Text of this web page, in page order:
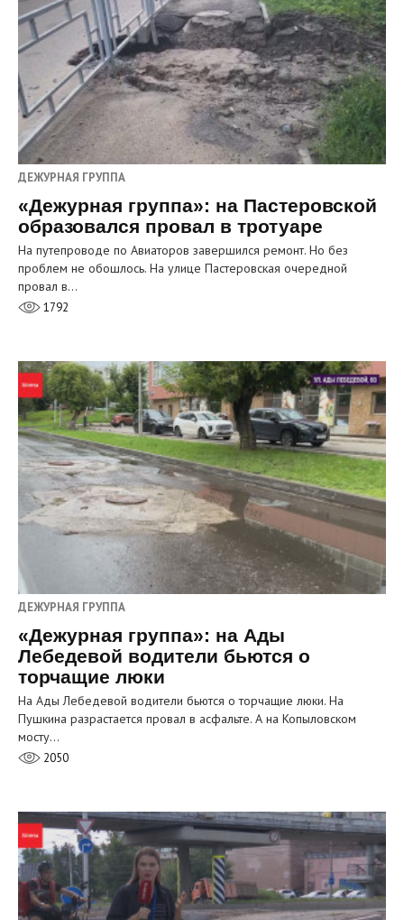
ДЕЖУРНАЯ ГРУППА
«Дежурная группа»: на Пастеровской
образовался провал в тротуаре
На путепроводе по Авиаторов завершился ремонт. Но без
проблем не обошлось. На улице Пастеровская очередной
провал в…
1792
ДЕЖУРНАЯ ГРУППА
«Дежурная группа»: на Ады
Лебедевой водители бьются о
торчащие люки
На Ады Лебедевой водители бьются о торчащие люки. На
Пушкина разрастается провал в асфальте. А на Копыловском
мосту…
2050